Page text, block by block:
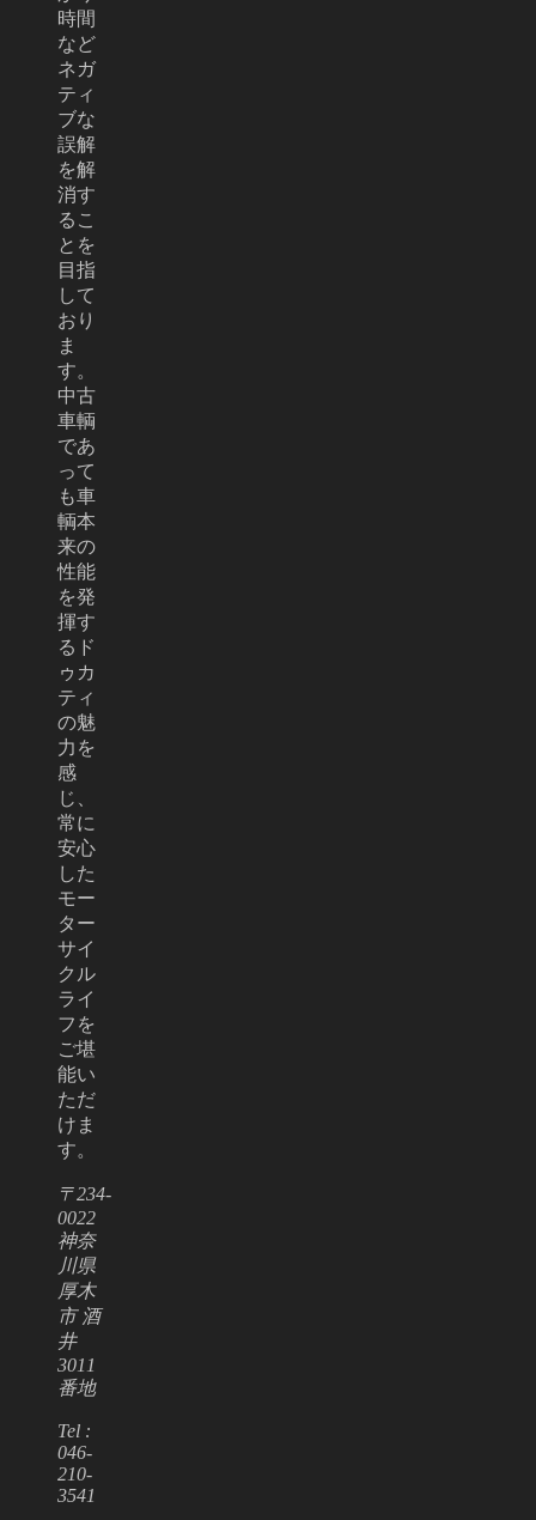
時間
など
ネガ
ティ
ブな
誤解
を解
消す
るこ
とを
目指
して
おり
ま
す。
中古
車輌
であ
って
も車
輌本
来の
性能
を発
揮す
るド
ゥカ
ティ
の魅
力を
感
じ、
常に
安心
した
モー
ター
サイ
クル
ライ
フを
ご堪
能い
ただ
けま
す。
〒234-
0022
神奈
川県
厚木
市 酒
井
3011
番地
Tel :
046-
210-
3541